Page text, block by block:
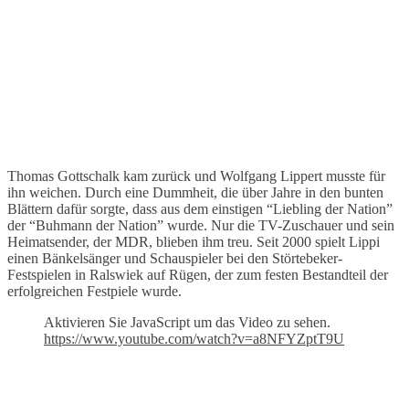
Thomas Gottschalk kam zurück und Wolfgang Lippert musste für
ihn weichen. Durch eine Dummheit, die über Jahre in den bunten
Blättern dafür sorgte, dass aus dem einstigen “Liebling der Nation”
der “Buhmann der Nation” wurde. Nur die TV-Zuschauer und sein
Heimatsender, der MDR, blieben ihm treu. Seit 2000 spielt Lippi
einen Bänkelsänger und Schauspieler bei den Störtebeker-
Festspielen in Ralswiek auf Rügen, der zum festen Bestandteil der
erfolgreichen Festpiele wurde.
Aktivieren Sie JavaScript um das Video zu sehen.
https://www.youtube.com/watch?v=a8NFYZptT9U